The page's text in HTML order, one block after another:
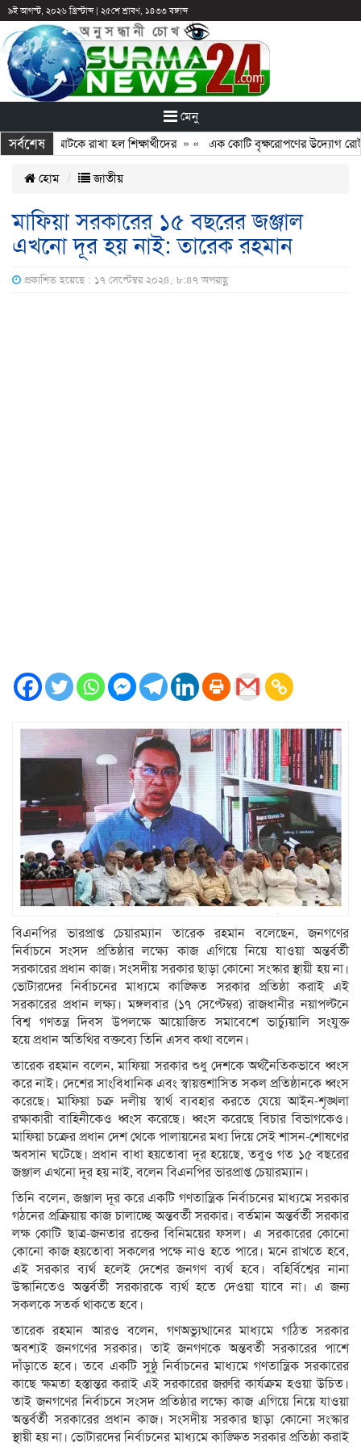
৯ই আগস্ট, ২০২৬ খ্রিস্টাব্দ| ২৫শে শ্রাবণ, ১৪৩৩ বঙ্গাব্দ
মেনু
সর্বশেষ
পরও আটকে রাখা হল শিক্ষার্থীদের» « এক কোটি বৃক্ষরোপণের উদ্যোগ
হোম জাতীয়
মাফিয়া সরকারের ১৫ বছরের জঞ্জাল
এখনো দূর হয় নাই: তারেক রহমান
প্রকাশিত হয়েছে : ১৭ সেপ্টেম্বর ২০২৪, ৮:৪৭ অপরাহ্ণ
বিএনপির ভারপ্রাপ্ত চেয়ারম্যান তারেক রহমান বলেছেন, জনগণের
নির্বাচনে সংসদ প্রতিষ্ঠার লক্ষ্যে কাজ এগিয়ে নিয়ে যাওয়া অন্তর্বর্তী
সরকারের প্রধান কাজ। সংসদীয় সরকার ছাড়া কোনো সংস্কার স্থায়ী হয় না।
ভোটারদের নির্বাচনের মাধ্যমে কাঙ্ক্ষিত সরকার প্রতিষ্ঠা করাই এই
সরকারের প্রধান লক্ষ্য। মঙ্গলবার (১৭ সেপ্টেম্বর) রাজধানীর নয়াপল্টনে
বিশ্ব গণতন্ত্র দিবস উপলক্ষে আয়োজিত সমাবেশে ভার্চ্যুয়ালি সংযুক্ত
হয়ে প্রধান অতিথির বক্তব্যে তিনি এসব কথা বলেন।
তারেক রহমান বলেন, মাফিয়া সরকার শুধু দেশকে অর্থনৈতিকভাবে ধ্বংস
করে নাই। দেশের সাংবিধানিক এবং স্বায়ত্তশাসিত সকল প্রতিষ্ঠানকে ধ্বংস
করেছে। মাফিয়া চক্র দলীয় স্বার্থ ব্যবহার করতে যেয়ে আইন-শৃঙ্খলা
রক্ষাকারী বাহিনীকেও ধ্বংস করেছে। ধ্বংস করেছে বিচার বিভাগকেও।
মাফিয়া চক্রের প্রধান দেশ থেকে পালায়নের মধ্য দিয়ে সেই শাসন-শোষণের
অবসান ঘটেছে। প্রধান বাধা হয়তোবা দূর হয়েছে, তবুও গত ১৫ বছরের
জঞ্জাল এখনো দূর হয় নাই, বলেন বিএনপির ভারপ্রাপ্ত চেয়ারম্যান।
তিনি বলেন, জঞ্জাল দূর করে একটি গণতান্ত্রিক নির্বাচনের মাধ্যমে সরকার
গঠনের প্রক্রিয়ায় কাজ চালাচ্ছে অন্তবর্তী সরকার। বর্তমান অন্তর্বর্তী সরকার
লক্ষ কোটি ছাত্র-জনতার রক্তের বিনিময়ের ফসল। এ সরকারের কোনো
কোনো কাজ হয়তোবা সকলের পক্ষে নাও হতে পারে। মনে রাখতে হবে,
এই সরকার ব্যর্থ হলেই দেশের জনগণ ব্যর্থ হবে। বহির্বিশ্বের নানা
উস্কানিতেও অন্তর্বর্তী সরকারকে ব্যর্থ হতে দেওয়া যাবে না। এ জন্য
সকলকে সতর্ক থাকতে হবে।
তারেক রহমান আরও বলেন, গণঅভ্যুত্থানের মাধ্যমে গঠিত সরকার
অবশ্যই জনগণের সরকার। তাই জনগণকে অন্তবর্তী সরকারের পাশে
দাঁড়াতে হবে। তবে একটি সুষ্ঠু নির্বাচনের মাধ্যমে গণতান্ত্রিক সরকারের
কাছে ক্ষমতা হস্তান্তর করাই এই সরকারের জরুরি কার্যক্রম হওয়া উচিত।
তাই জনগণের নির্বাচনে সংসদ প্রতিষ্ঠার লক্ষ্যে কাজ এগিয়ে নিয়ে যাওয়া
অন্তর্বর্তী সরকারের প্রধান কাজ। সংসদীয় সরকার ছাড়া কোনো সংস্কার
স্থায়ী হয় না। ভোটারদের নির্বাচনের মাধ্যমে কাঙ্ক্ষিত সরকার প্রতিষ্ঠা করাই